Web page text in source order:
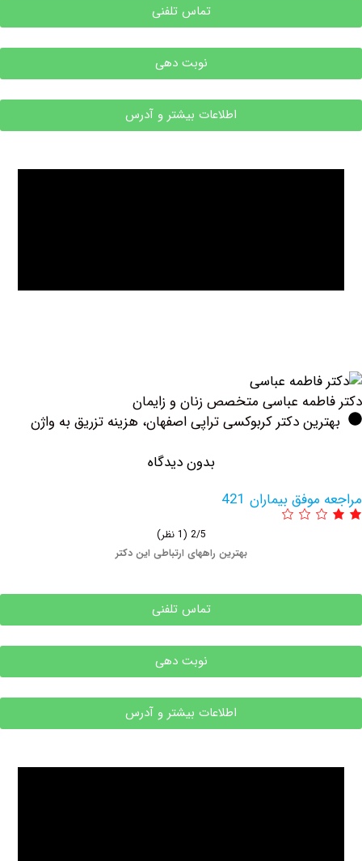
تماس تلفنی
نوبت دهی
اطلاعات بیشتر و آدرس
عباسی متخصص زنان و زایمان
دکتر کربوکسی تراپی اصفهان، هزینه تزریق به واژن
بدون دیدگاه
بیماران 421
بهترین راههای ارتباطی این دکتر
تماس تلفنی
نوبت دهی
اطلاعات بیشتر و آدرس